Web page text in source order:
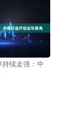
续走强：中